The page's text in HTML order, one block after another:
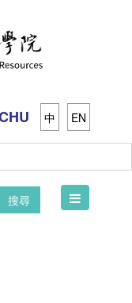
中 EN
搜尋
Toggle